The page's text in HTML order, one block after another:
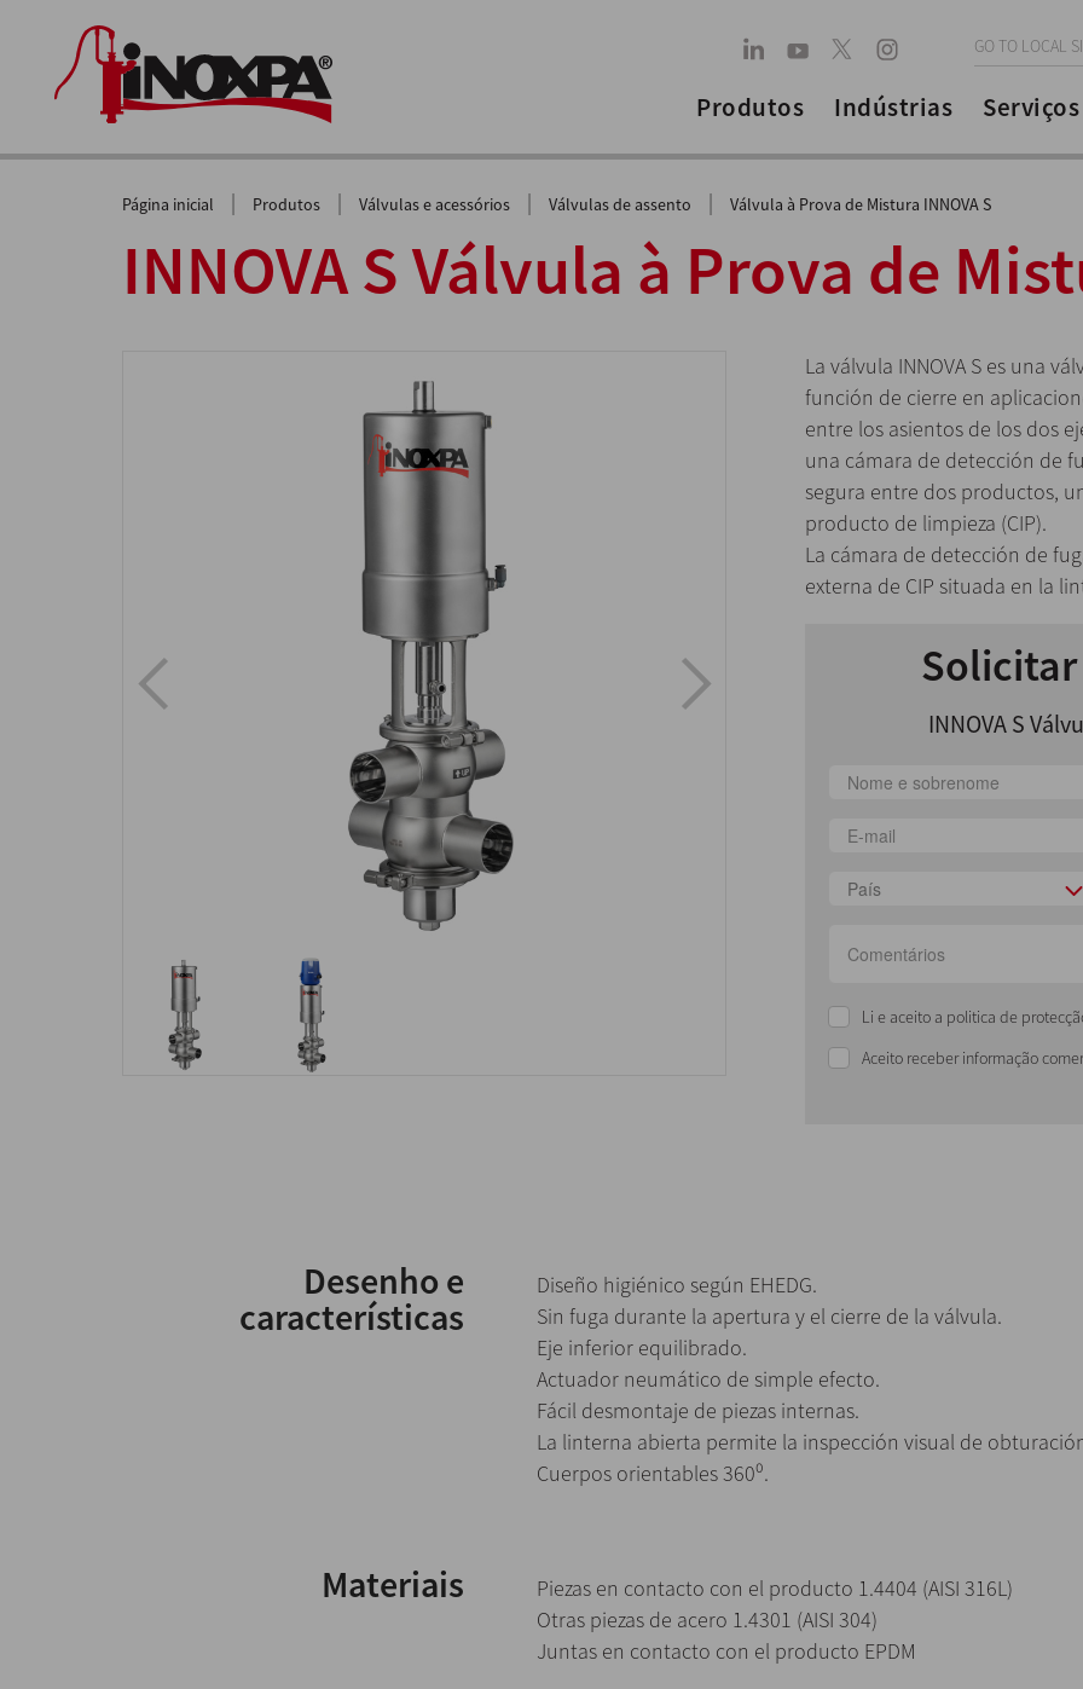
GO TO LOCAL
Produtos Indústrias Serviços
Página inicial | Produtos | Válvulas e acessórios | Válvulas de assento | Válvula à Prova de Mistura INNOVA S
INNOVA S Válvula à Prova de
La válvula INNOVA S es una
función de cierre en
entre los asientos de los dos
una cámara de detección de
segura entre dos productos,
producto de limpieza (CIP).
La cámara de detección de
externa de CIP situada en la
INNOVA S
País
Li e aceito a politica de
Aceito receber informação
Desenho e
características
Diseño higiénico según EHEDG.
Sin fuga durante la apertura y el cierre de la válvula.
Eje inferior equilibrado.
Actuador neumático de simple efecto.
Fácil desmontaje de piezas internas.
La linterna abierta permite la inspección visual de
Cuerpos orientables 360⁰.
Materiais
Piezas en contacto con el producto 1.4404 (AISI 316L)
Otras piezas de acero 1.4301 (AISI 304)
Juntas en contacto con el producto EPDM